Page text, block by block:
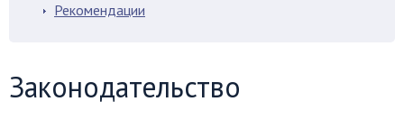
Рекомендации
Законодательство